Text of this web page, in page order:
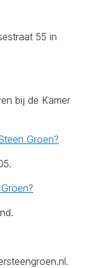
55 in
bij de Kamer
Groen?